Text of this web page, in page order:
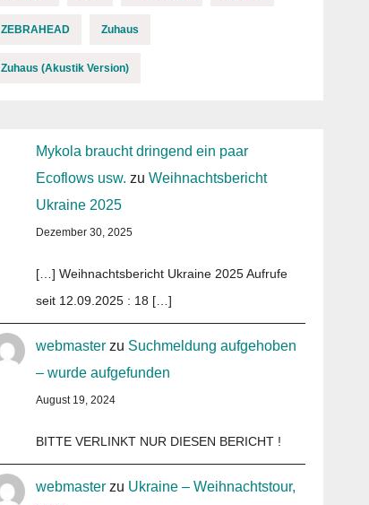
ZEBRAHEAD Zuhaus
Zuhaus (Akustik Version)
Mykola braucht dringend ein paar
Ecoflows usw. zuWeihnachtsbericht
Ukraine 2025
Dezember 30, 2025
[…] Weihnachtsbericht Ukraine 2025 Aufrufe
seit 12.09.2025 : 18 […]
webmaster zu Suchmeldung aufgehoben
– wurde aufgefunden
August 19, 2024
BITTE VERLINKT NUR DIESEN BERICHT !
webmaster zu Ukraine – Weihnachtstour,